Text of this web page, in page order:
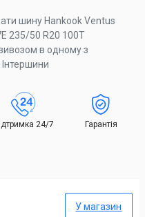
шину Hankook Ventus
235/50 R20 100T
в одному з
24/7 Гарантія
У магазин